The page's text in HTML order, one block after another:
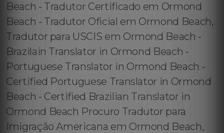
Beach - Tradutor Certificado em Ormond
Beach - Tradutor Oficial em Ormond Beach,
Tradutor para USCIS em Ormond Beach -
Brazilain Translator in Ormond Beach -
Portuguese Translator in Ormond Beach -
Certified Portuguese Translator in Ormond
Beach - Certified Brazilian Translator in
Ormond Beach Procuro Tradutor para
Imigração Americana em Ormond Beach,